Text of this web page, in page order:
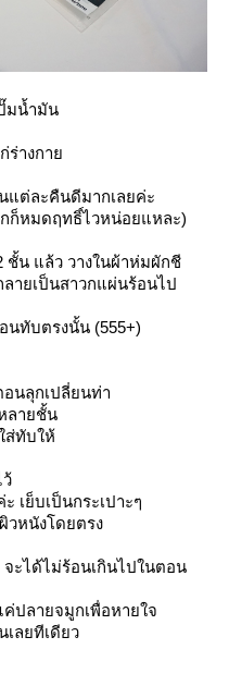
มน้ำมัน
ร่างกา
แต่ละคืนดีมากเลยค่ะ
ก็หมดฤทธิ์ไวหน่อยแหละ)
ชั้น แล้ว วางในผ้าห่มผักชี
ายเป็นสาวกแผ่นร้อนไป
นทับตรงนั้น (555+)
นลุกเปลี่ยนท่า
ลายชั้น
ส่ทับให้
เย็บเป็นกระเปาะๆ
วหนังโดยตรง
จะได้ไม่ร้อนเกินไปในตอน
ปลายจมูกเพื่อหายใจ
ลยทีเดียว